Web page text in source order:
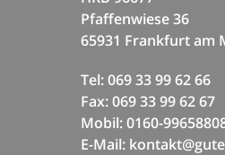
Pfaffenwiese 36
65931 Frankfurt am
Tel: 069 33 99 62 66
Fax: 069 33 99 62 67
Mobil: 0160-
E-Mail: